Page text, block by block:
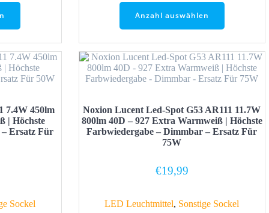
Anzahl auswählen
7.4W 450lm
| Höchste
Ersatz Für
Sockel
Noxion Lucent Led-Spot G53 AR111 11.7W
800lm 40D – 927 Extra Warmweiß | Höchste
Farbwiedergabe – Dimmbar – Ersatz Für
75W
€19,99
LED Leuchtmittel, Sonstige Sockel